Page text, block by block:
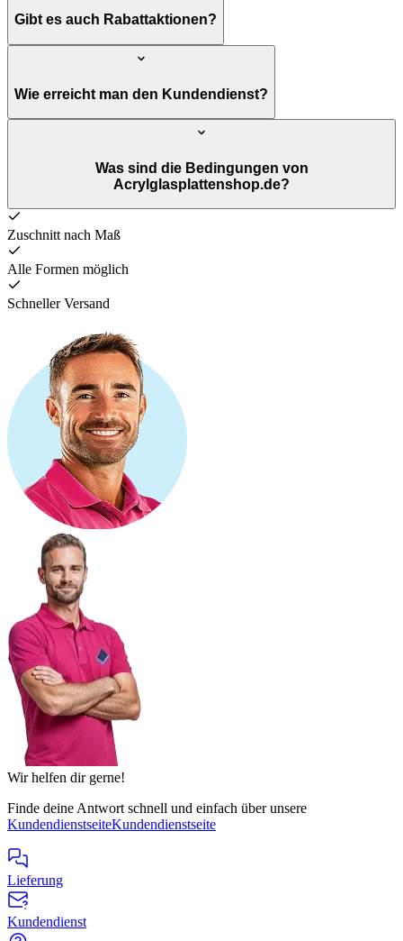
Gibt es auch Rabattaktionen?
Wie erreicht man den Kundendienst?
Was sind die Bedingungen von
Acrylglasplattenshop.de?
Zuschnitt nach Maß
Alle Formen möglich
Schneller Versand
Wir helfen dir gerne!
Finde deine Antwort schnell und einfach über unsere
KundendienstseiteKundendienstseite
Lieferung
Kundendienst